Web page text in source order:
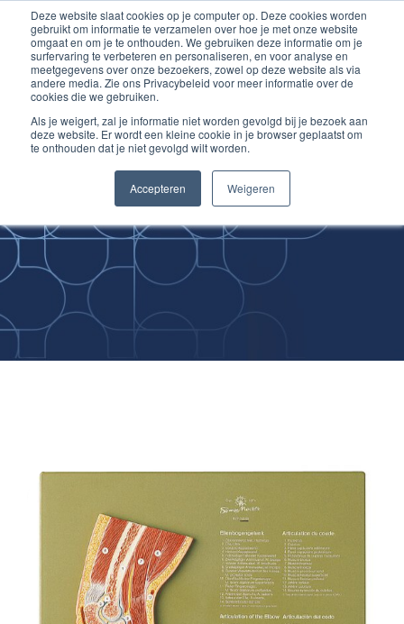
Deze website slaat cookies op je computer op. Deze cookies worden
gebruikt om informatie te verzamelen over hoe je met onze website
omgaat en om je te onthouden. We gebruiken deze informatie om je
surfervaring te verbeteren en personaliseren, en voor analyse en
meetgegevens over onze bezoekers, zowel op deze website als via
andere media. Zie ons Privacybeleid voor meer informatie over de
cookies die we gebruiken.
Als je weigert, zal je informatie niet worden gevolgd bij je bezoek aan
deze website. Er wordt een kleine cookie in je browser geplaatst om
te onthouden dat je niet gevolgd wilt worden.
Accepteren Weigeren
Inloggen account
Ga
naar
de
inhoud
Improving
Medical Skills